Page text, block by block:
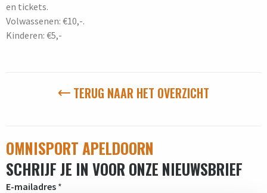
en tickets.
Volwassenen: €10,-.
Kinderen: €5,-
TERUG NAAR HET OVERZICHT
OMNISPORT APELDOORN
SCHRIJF JE IN VOOR ONZE NIEUWSBRIEF
E-mailadres *